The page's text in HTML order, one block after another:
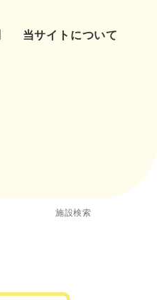
当サイトについて
施設検索